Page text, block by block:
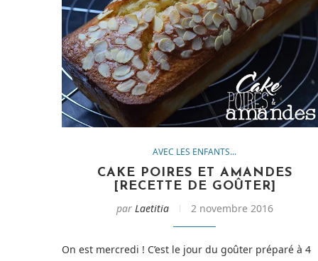
AVEC LES ENFANTS...
CAKE POIRES ET AMANDES
[RECETTE DE GOÛTER]
par Laetitia 2 novembre 2016
On est mercredi ! C’est le jour du goûter préparé à 4